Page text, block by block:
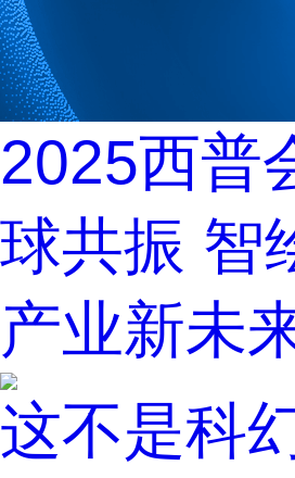
2025西普
球共振 智
产业新未
这不是科